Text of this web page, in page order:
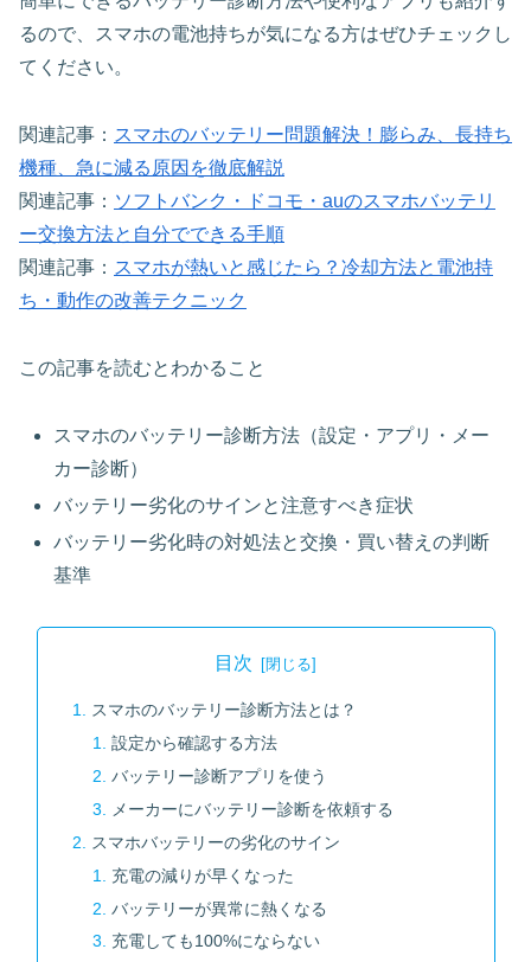
るので、スマホの電池持ちが気になる方はぜひチェックし
てください。
関連記事： スマホのバッテリー問題解決！膨らみ、長持ち
機種、急に減る原因を徹底解説
関連記事： ソフトバンク・ドコモ・auのスマホバッテリ
ー交換方法と自分でできる手順
関連記事： スマホが熱いと感じたら？冷却方法と電池持
ち・動作の改善テクニック
この記事を読むとわかること
スマホのバッテリー診断方法（設定・アプリ・メー
カー診断）
バッテリー劣化のサインと注意すべき症状
バッテリー劣化時の対処法と交換・買い替えの判断
基準
目次
スマホのバッテリー診断方法とは？
設定から確認する方法
バッテリー診断アプリを使う
メーカーにバッテリー診断を依頼する
スマホバッテリーの劣化のサイン
充電の減りが早くなった
バッテリーが異常に熱くなる
充電しても100%にならない